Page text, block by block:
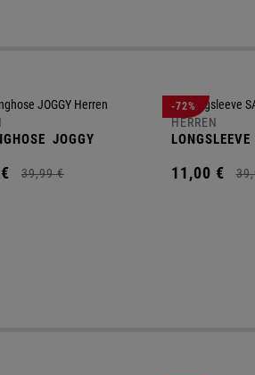
JOGGY
€ 39,99 €
-72%
HERREN
LONGSLEEVE
11,00 € 39,